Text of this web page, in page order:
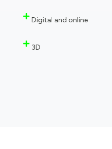
Digital and online
3D